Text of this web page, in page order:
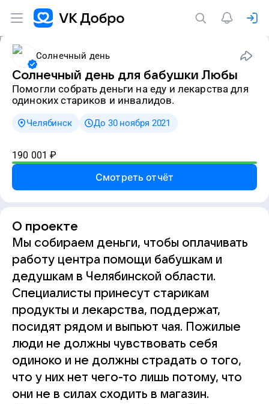
Солнечный день
Солнечный день для бабушки Любы
Помогли собрать деньги на еду и лекарства для
одиноких стариков и инвалидов.
Челябинск До 30 ноября 2021
190 001 ₽
Смотреть отчёт
О проекте
Мы собираем деньги, чтобы оплачивать
работу центра помощи бабушкам и
дедушкам в Челябинской области.
Специалисты принесут старикам
продукты и лекарства, поддержат,
посидят рядом и выпьют чая. Пожилые
люди не должны чувствовать себя
одиноко и не должны страдать о того,
что у них нет чего-то лишь потому, что
они не в силах сходить в магазин.